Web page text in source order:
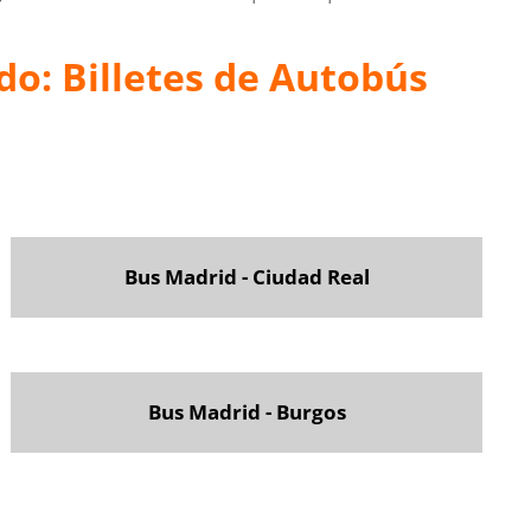
Billetes de Autobús
Bus Madrid - Ciudad Real
Bus Madrid - Burgos